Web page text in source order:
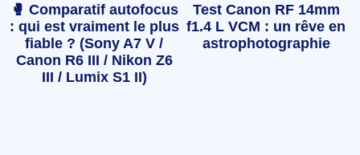
🥊 Comparatif autofocus
: qui est vraiment le plus
fiable ? (Sony A7 V /
Canon R6 III / Nikon Z6
III / Lumix S1 II)
Test Canon RF 14mm
f1.4 L VCM : un rêve en
astrophotographie